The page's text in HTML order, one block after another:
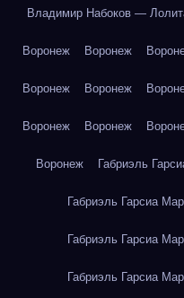
Владимир Набоков —
Воронеж Воронеж
Воронеж Воронеж
Воронеж Воронеж
Воронеж Габриэль
Габриэль Гарсиа
Габриэль Гарсиа
Габриэль Гарсиа